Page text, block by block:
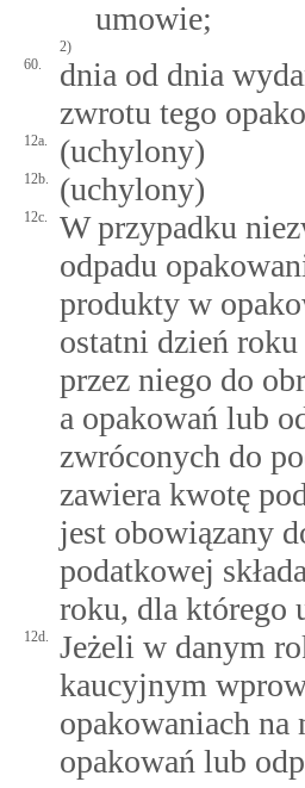
umowie;
2)
60.
dnia od dnia
zwrotu tego
12a. (uchylony)
12b. (uchylony)
12c.
W przypadku
odpadu
produkty w
ostatni dzień
przez niego do
a opakowań lub
zwróconych do
zawiera kwotę
jest obowiązany
podatkowej
roku, dla którego
12d.
Jeżeli w danym
kaucyjnym
opakowaniach
opakowań lub